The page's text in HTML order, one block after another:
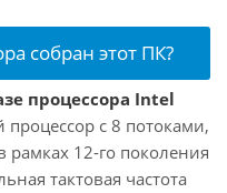
собран этот ПК?
процессора Intel
процессор с 8 потоками,
12-го поколения
тактовая частота